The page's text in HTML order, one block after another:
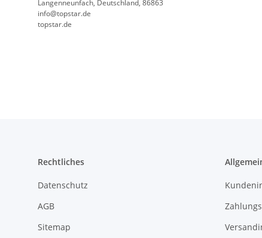
Langenneunfach, Deutschland, 86863
info@topstar.de
topstar.de
Rechtliches
Datenschutz
AGB
Sitemap